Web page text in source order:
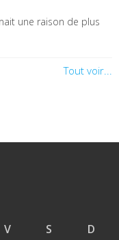
une raison de plus
Tout voir...
V S
D